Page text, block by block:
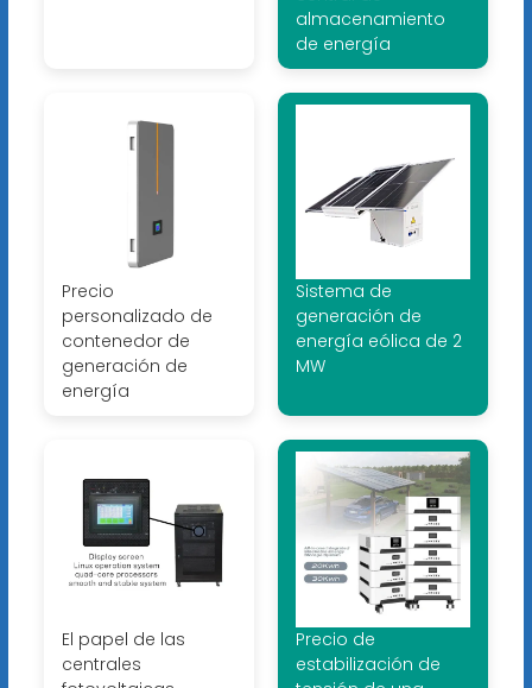
almacenamiento
de energía
Precio
personalizado de
contenedor de
generación de
energía
Sistema de
generación de
energía eólica de 2
MW
El papel de las
centrales
Precio de
estabilización de